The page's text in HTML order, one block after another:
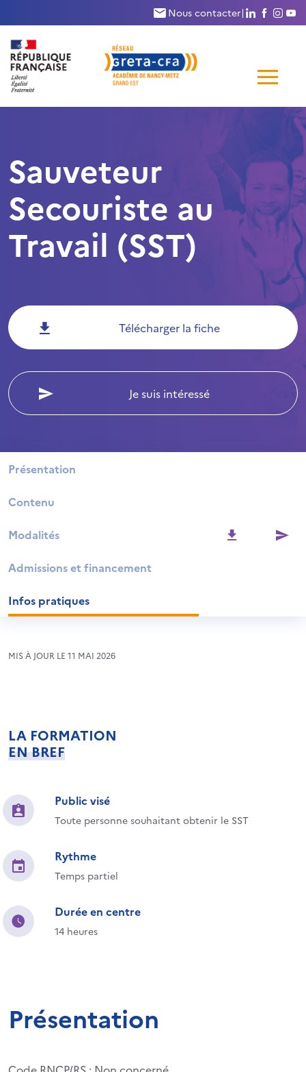
Nous contacter| NousNous
Sauveteur
Secouriste au
Travail (SST)
Télécharger la fiche
Je suis intéressé
Présentation
Contenu
Modalités
Admissions et financement
Infos pratiques
MIS À JOUR LE 11 MAI 2026
LA FORMATION
EN BREF
Public visé
Toute personne souhaitant obtenir le SST
Rythme
Temps partiel
Durée en centre
14 heures
Présentation